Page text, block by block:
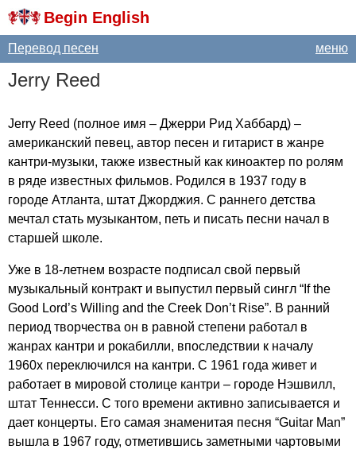
Begin English
меню
Перевод песен
Jerry Reed
Jerry Reed (полное имя – Джерри Рид Хаббард) –
американский певец, автор песен и гитарист в жанре
кантри-музыки, также известный как киноактер по ролям
в ряде известных фильмов. Родился в 1937 году в
городе Атланта, штат Джорджия. С раннего детства
мечтал стать музыкантом, петь и писать песни начал в
старшей школе.
Уже в 18-летнем возрасте подписал свой первый
музыкальный контракт и выпустил первый сингл “ If the
Good Lord’s Willing and the Creek Don’t Rise”. В ранний
период творчества он в равной степени работал в
жанрах кантри и рокабилли, впоследствии к началу
1960х переключился на кантри. С 1961 года живет и
работает в мировой столице кантри – городе Нэшвилл,
штат Теннесси. С того времени активно записывается и
дает концерты. Его самая знаменитая песня “Guitar Man”
вышла в 1967 году, отметившись заметными чартовыми